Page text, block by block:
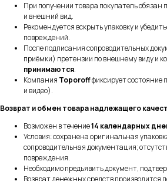
При получении товара покупатель обязан
и внешний вид.
Рекомендуется вскрыть упаковку и
повреждений.
После подписания сопроводительных
приёмки) претензии по внешнему виду и
принимаются.
Компания Toporoffфиксирует состояние
и видео).
Возврат и обмен товара надлежащего
Возможен в течение14 календарных
Условия: сохранена оригинальная
сопроводительная документация;
повреждения.
Необходимо предъявить документ,